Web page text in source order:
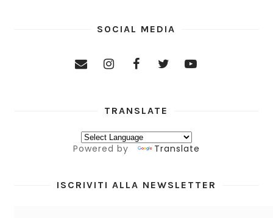
SOCIAL MEDIA
TRANSLATE
Powered by Translate
ISCRIVITI ALLA NEWSLETTER